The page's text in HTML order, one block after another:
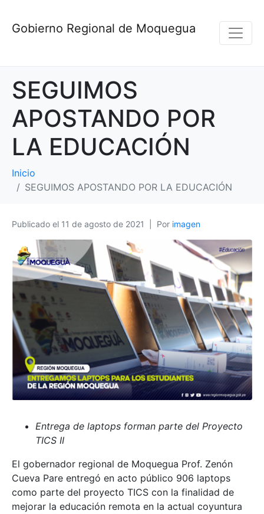
Gobierno Regional de Moquegua
SEGUIMOS
APOSTANDO POR
LA EDUCACIÓN
Inicio
SEGUIMOS APOSTANDO POR LA EDUCACIÓN
Publicado el 11 de agosto de 2021 Por imagen
Entrega de laptops forman parte del Proyecto
TICS II
El gobernador regional de Moquegua Prof. Zenón
Cueva Pare entregó en acto público 906 laptops
como parte del proyecto TICS con la finalidad de
mejorar la educación remota en la actual coyuntura